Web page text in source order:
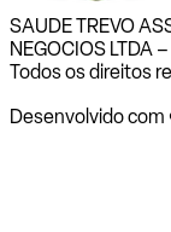
SAUDE TREVO
NEGOCIOS LTDA
Todos os direitos
Desenvolvido